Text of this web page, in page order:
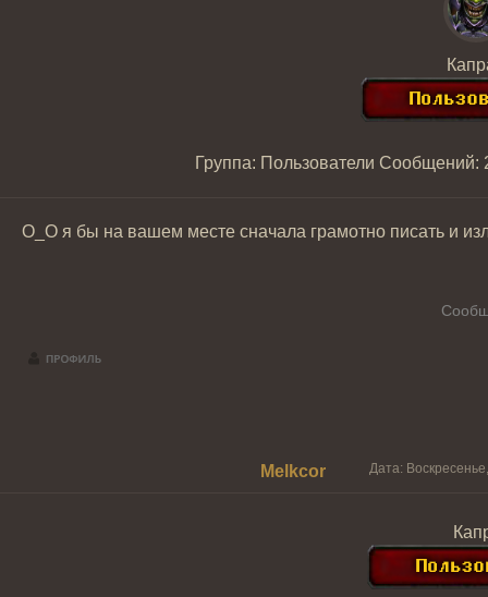
Группа: Пользователи Сообщений:
О_О я бы на вашем месте сначала грамотно писать и
Melkcor Дата: